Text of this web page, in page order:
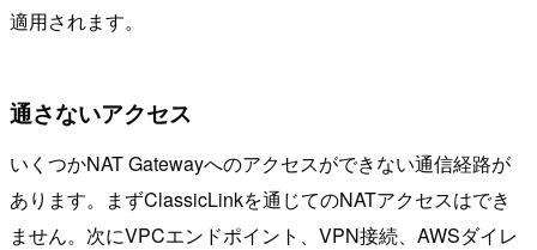
適用されます。
通さないアクセス
いくつかNAT Gatewayへのアクセスができない通信経路が
あります。まずClassicLinkを通じてのNATアクセスはでき
ません。次にVPCエンドポイント、VPN接続、AWSダイレ